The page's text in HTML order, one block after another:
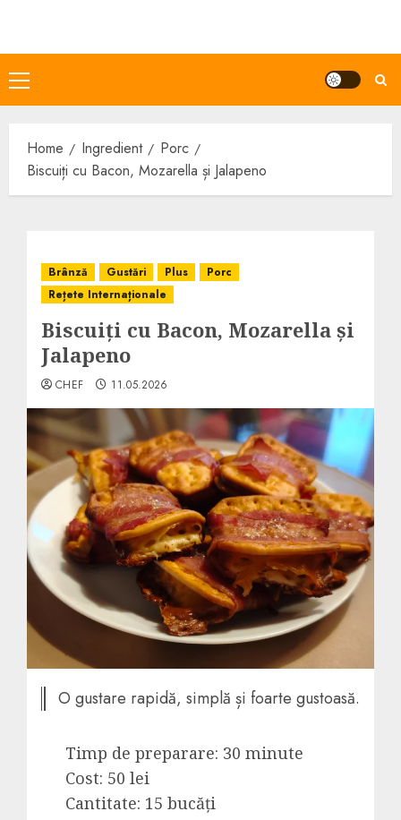
content
Primary
Menu
Home Ingredient
Porc
Biscuiți cu Bacon, Mozarella și Jalapeno
Brânză Gustări Plus
Porc
Rețete Internaționale
Biscuiți cu Bacon, Mozarella și
Jalapeno
CHEF 11.05.2026
O gustare rapidă, simplă și foarte gustoasă.
Timp de preparare: 30 minute
Cost: 50 lei
Cantitate: 15 bucăți